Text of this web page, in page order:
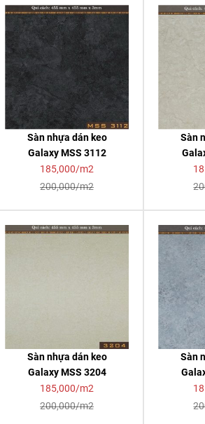
Sàn nhựa dán keo
Galaxy MSS 3112
185,000/m2
200,000/m2
Sàn
Sàn nhựa dán keo
Galaxy MSS 3204
185,000/m2
200,000/m2
Sàn